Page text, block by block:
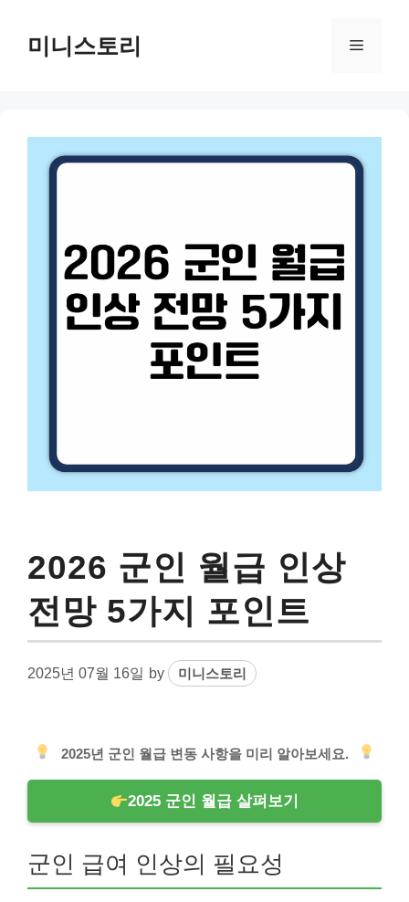
content미니스토리 Menu
2026 군인 월급 인상
전망 5가지 포인트
2025년 07월 16일 by 미니스토리
2025년 군인 월급 변동 사항을 미리 알아보세요.
2025 군인 월급 살펴보기
군인 급여 인상의 필요성